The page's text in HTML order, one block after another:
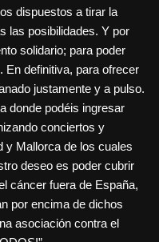
dispuestos a tirar la
las posibilidades. Y por
solidario; para poder
En definitiva, para ofrecer
justamente y a pulso.
donde podéis ingresar
conciertos y
y Mallorca de los cuales
deseo es poder cubrir
cáncer fuera de España,
por encima de dichos
asociación contra el